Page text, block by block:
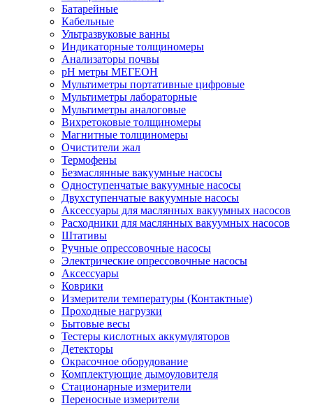
Батарейные
Кабельные
Ультразвуковые ванны
Индикаторные толщиномеры
Анализаторы почвы
рН метры МЕГЕОН
Мультиметры портативные цифровые
Мультиметры лабораторные
Мультиметры аналоговые
Вихретоковые толщиномеры
Магнитные толщиномеры
Очистители жал
Термофены
Безмаслянные вакуумные насосы
Одноступенчатые вакуумные насосы
Двухступенчатые вакуумные насосы
Аксессуары для маслянных вакуумных насосов
Расходники для маслянных вакуумных насосов
Штативы
Ручные опрессовочные насосы
Электрические опрессовочные насосы
Аксессуары
Коврики
Измерители температуры (Контактные)
Проходные нагрузки
Бытовые весы
Тестеры кислотных аккумуляторов
Детекторы
Окрасочное оборудование
Комплектующие дымоуловителя
Стационарные измерители
Переносные измерители